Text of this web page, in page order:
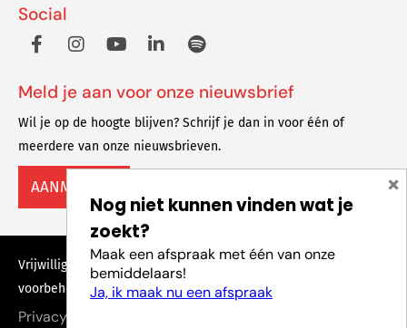
Social
Meld je aan voor onze nieuwsbrief
Wil je op de hoogte blijven? Schrijf je dan in voor één of
meerdere van onze nieuwsbrieven.
AANMELDEN
Vrijwilligers Centrale Amsterdam © 2023 Alle rechten
voorbehouden
Privacy policy
Nog niet kunnen vinden wat je
zoekt?
Maak een afspraak met één van onze
bemiddelaars!
Ja, ik maak nu een afspraak
×